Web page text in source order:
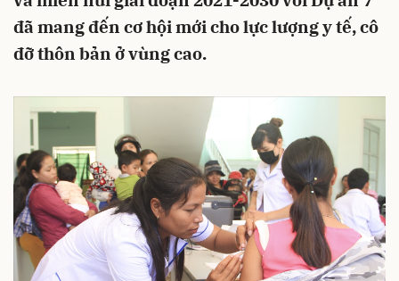
đã mang đến cơ hội mới cho lực lượng y tế, cô
đỡ thôn bản ở vùng cao.